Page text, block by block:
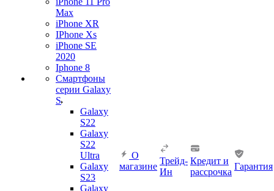
Max
iPhone XR
IPhone Xs
iPhone SE
2020
Iphone 8
Смартфоны
серии Galaxy
S
Galaxy
S22
Galaxy
S22
Ultra
Galaxy
S23
Galaxy
О
магазине
Трейд-
Ин
Кредит и
рассрочка
Гарантия